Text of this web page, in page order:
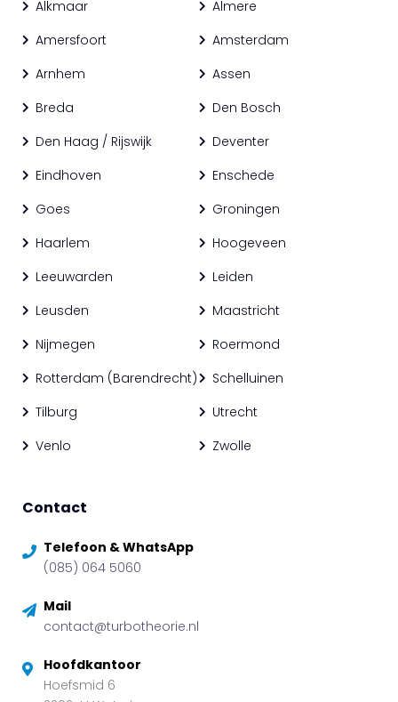
Alkmaar
Almere
Amersfoort
Amsterdam
Arnhem
Assen
Breda
Den Bosch
Den Haag / Rijswijk
Deventer
Eindhoven
Enschede
Goes
Groningen
Haarlem
Hoogeveen
Leeuwarden
Leiden
Leusden
Maastricht
Nijmegen
Roermond
Rotterdam (Barendrecht)
Schelluinen
Tilburg
Utrecht
Venlo
Zwolle
Contact
Telefoon & WhatsApp
(085) 064 5060
Mail
contact@turbotheorie.nl
Hoofdkantoor
Hoefsmid 6